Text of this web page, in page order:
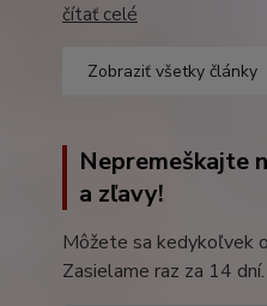
čítať celé
Zobraziť všetky články
Nepremeškajte
a zľavy!
Môžete sa kedykoľvek
Zasielame raz za 14 dní.